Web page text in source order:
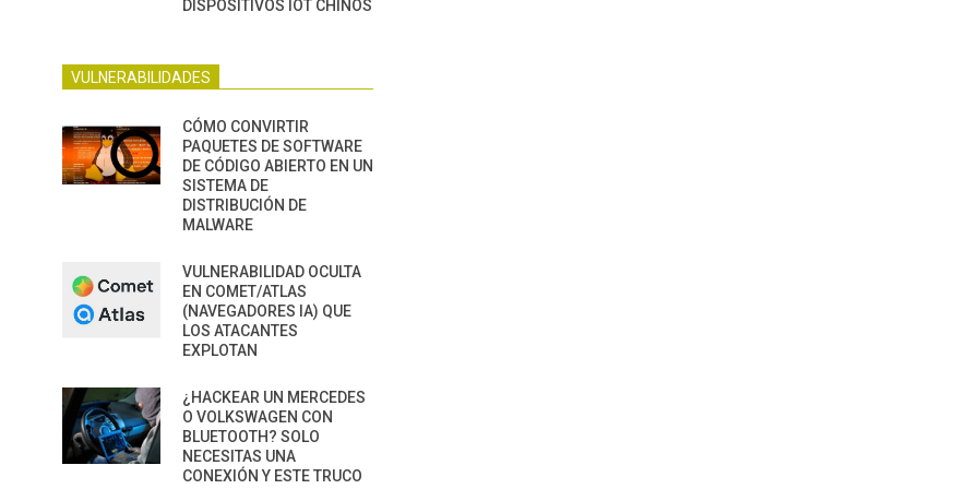
DISPOSITIVOS IOT CHINOS
VULNERABILIDADES
CÓMO CONVIRTIR
PAQUETES DE SOFTWARE
DE CÓDIGO ABIERTO EN UN
SISTEMA DE
DISTRIBUCIÓN DE
MALWARE
VULNERABILIDAD OCULTA
EN COMET/ATLAS
(NAVEGADORES IA) QUE
LOS ATACANTES
EXPLOTAN
¿HACKEAR UN MERCEDES
O VOLKSWAGEN CON
BLUETOOTH? SOLO
NECESITAS UNA
CONEXIÓN Y ESTE TRUCO